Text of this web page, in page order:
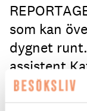
som kan
dygnet
assistent
tränas i att